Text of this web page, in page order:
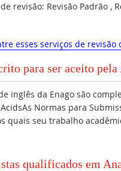
revisão: Revisão Padrão ,
esses serviços de revisão
para ser aceito
inglês da Enago são
Normas para
quais seu trabalho
qualificados em